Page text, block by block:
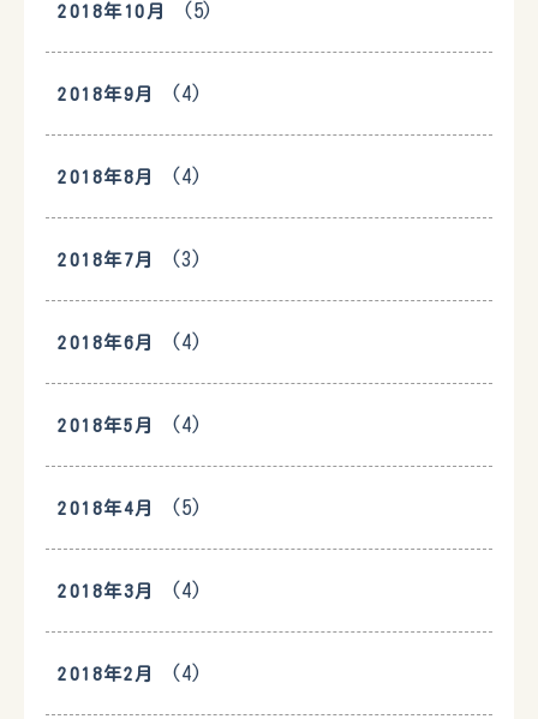
2018年10月 (5)
2018年9月 (4)
2018年8月 (4)
2018年7月 (3)
2018年6月 (4)
2018年5月 (4)
2018年4月 (5)
2018年3月 (4)
2018年2月 (4)